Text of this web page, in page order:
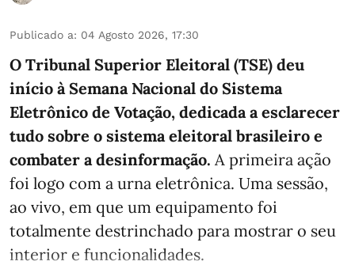
Publicado a: 04 Agosto 2026, 17:30
O Tribunal Superior Eleitoral (TSE) deu
início à Semana Nacional do Sistema
Eletrônico de Votação, dedicada a esclarecer
tudo sobre o sistema eleitoral brasileiro e
combater a desinformação. A primeira ação
foi logo com a urna eletrônica. Uma sessão,
ao vivo, em que um equipamento foi
totalmente destrinchado para mostrar o seu
interior e funcionalidades.